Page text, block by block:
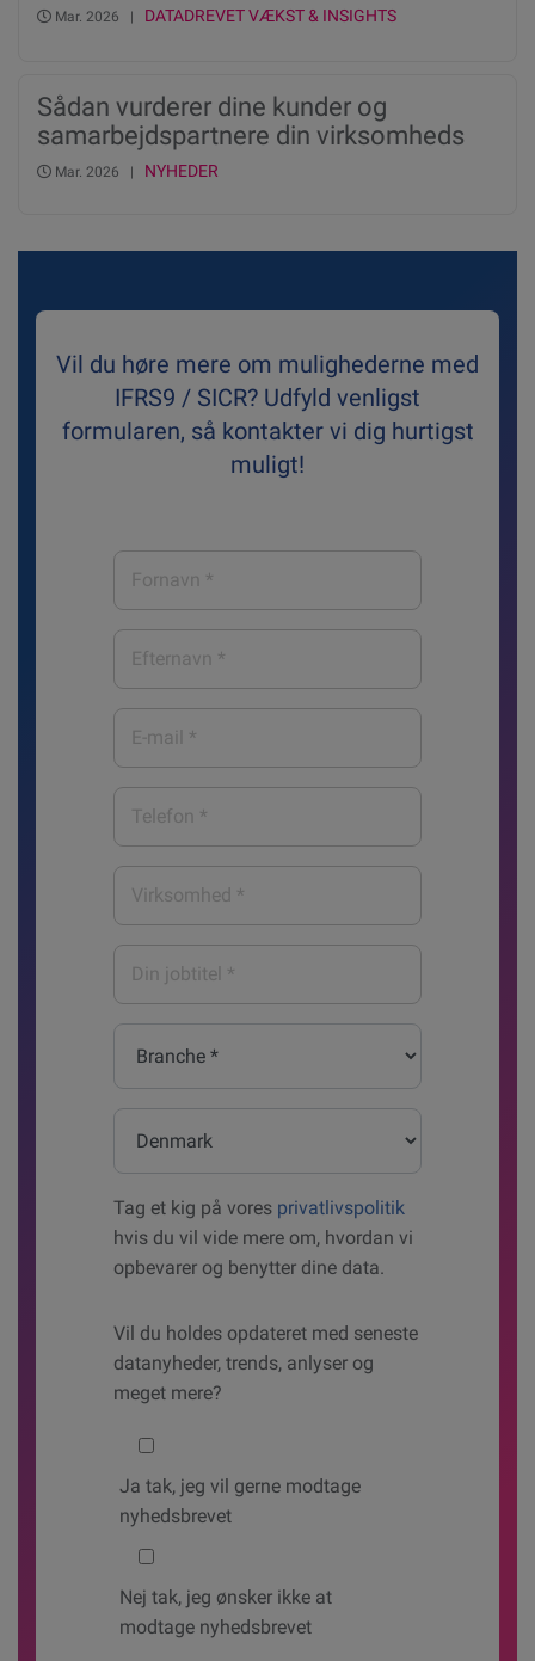
Mar. 2026 | DATADREVET VÆKST & INSIGHTS
Sådan vurderer dine kunder og
samarbejdspartnere din virksomheds
kreditrating og score
Mar. 2026 | NYHEDER
Vil du høre mere om mulighederne med
IFRS9 / SICR? Udfyld venligst
formularen, så kontakter vi dig hurtigst
muligt!
jobtitel
Tag et kig på vores privatlivspolitik
hvis du vil vide mere om, hvordan vi
opbevarer og benytter dine data.
Vil du holdes opdateret med seneste
datanyheder, trends, anlyser og
meget mere?
Would you like to hear from us?
Ja tak, jeg vil gerne modtage
nyhedsbrevet
Nej tak, jeg ønsker ikke at
modtage nyhedsbrevet